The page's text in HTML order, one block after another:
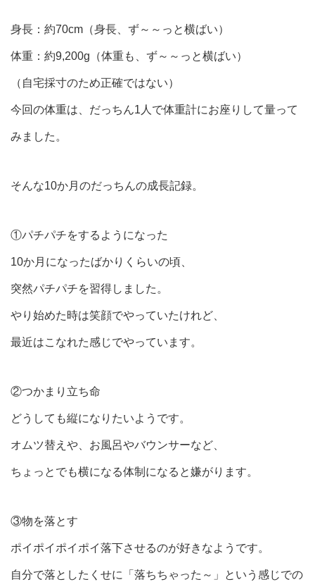
身長：約70cm（身長、ず～～っと横ばい）
体重：約9,200g（体重も、ず～～っと横ばい）
（自宅採寸のため正確ではない）
今回の体重は、だっちん1人で体重計にお座りして量って
みました。
そんな10か月のだっちんの成長記録。
①パチパチをするようになった
10か月になったばかりくらいの頃、
突然パチパチを習得しました。
やり始めた時は笑顔でやっていたけれど、
最近はこなれた感じでやっています。
②つかまり立ち命
どうしても縦になりたいようです。
オムツ替えや、お風呂やバウンサーなど、
ちょっとでも横になる体制になると嫌がります。
③物を落とす
ポイポイポイポイ落下させるのが好きなようです。
自分で落としたくせに「落ちちゃった～」という感じでの